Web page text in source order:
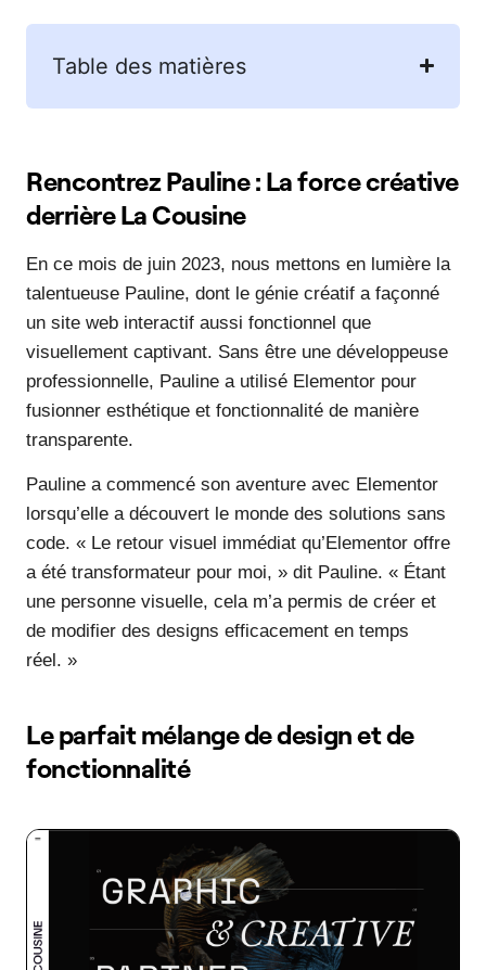
Table des matières
Rencontrez Pauline : La force créative
derrière La Cousine
En ce mois de juin 2023, nous mettons en lumière la
talentueuse Pauline, dont le génie créatif a façonné
un site web interactif aussi fonctionnel que
visuellement captivant. Sans être une développeuse
professionnelle, Pauline a utilisé Elementor pour
fusionner esthétique et fonctionnalité de manière
transparente.
Pauline a commencé son aventure avec Elementor
lorsqu’elle a découvert le monde des solutions sans
code. « Le retour visuel immédiat qu’Elementor offre
a été transformateur pour moi, » dit Pauline. « Étant
une personne visuelle, cela m’a permis de créer et
de modifier des designs efficacement en temps
réel. »
Le parfait mélange de design et de
fonctionnalité